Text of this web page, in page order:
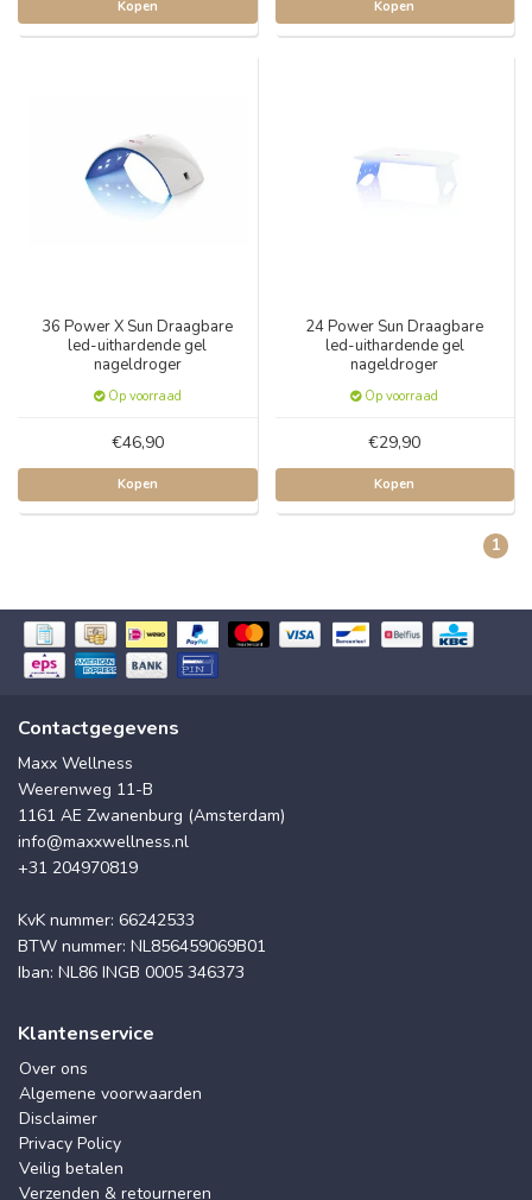
Kopen Kopen
36 Power X Sun Draagbare
led-uithardende gel
nageldroger
Op voorraad
€46,90
Kopen
24 Power Sun Draagbare
led-uithardende gel
nageldroger
Op voorraad
€29,90
Kopen
1
Contactgegevens
Maxx Wellness
Weerenweg 11-B
1161 AE Zwanenburg (Amsterdam)
info@maxxwellness.nl
+31 204970819
KvK nummer: 66242533
BTW nummer: NL856459069B01
Iban: NL86 INGB 0005 346373
Klantenservice
Over ons
Algemene voorwaarden
Disclaimer
Privacy Policy
Veilig betalen
Verzenden & retourneren